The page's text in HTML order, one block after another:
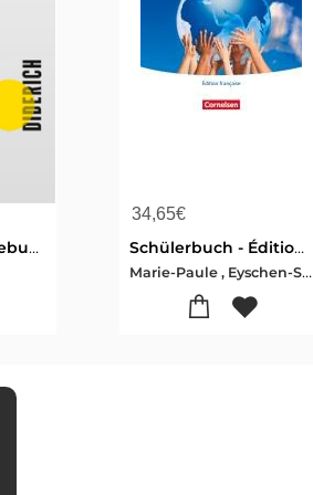
Schwatzt dir letzebuergesch a2
34,65€
Schülerbuch - Édition française
Marie-Paule , Eyschen-Simone , Kayser-Véronique , Krettels-Guido , Lessing-Michele , Schilt-Marc , Schoentgen